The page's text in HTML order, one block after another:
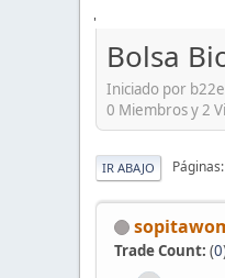
'
Bolsa
Iniciado por
0 Miembros y 2
IR ABAJO Páginas
Trade Count: (0